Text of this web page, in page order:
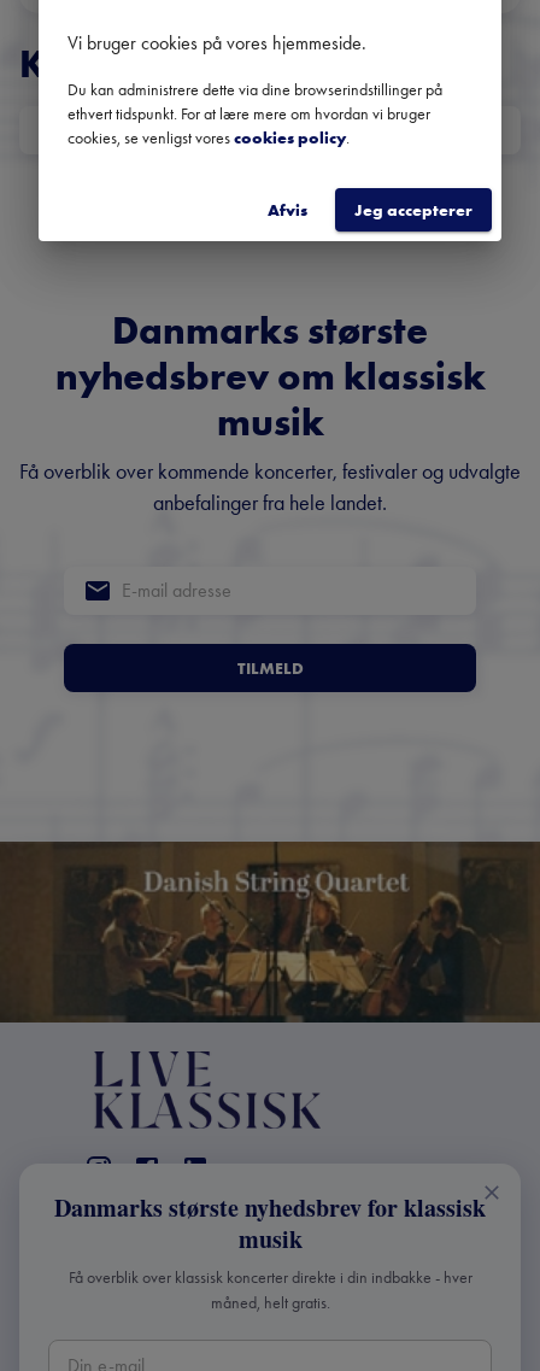
KONCERTER
DATO
Brug datofilteret for at se tidligere koncerter
Danmarks største
nyhedsbrev om klassisk
musik
Få overblik over kommende koncerter, festivaler og udvalgte
anbefalinger fra hele landet.
TILMELD
KONTAKT
info@liveklassisk.dk
Live Klassisk ApS
Danmarks største nyhedsbrev for klassisk
musik
Få overblik over klassisk koncerter direkte i din indbakke - hver
måned, helt gratis.
Vi bruger cookies på vores hjemmeside.
Du kan administrere dette via dine browserindstillinger på
ethvert tidspunkt. For at lære mere om hvordan vi bruger
cookies, se venligst vorescookies policy.
Afvis Jeg accepterer